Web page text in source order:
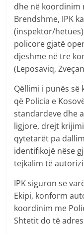
dhe në koordinim
Brendshme, IPK
(inspektor/
policore gjatë
djeshme në tre
(Leposaviq,
Qëllimi i punës së
që Policia e
standardeve dhe
ligjore, drejt
qytetarët pa
identifikojë nëse
tejkalim të
IPK siguron se
Ekipi, konform
koordinim me
Shtetit do të